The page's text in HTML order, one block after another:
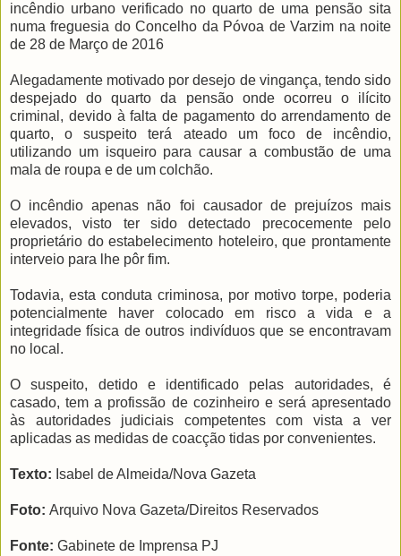
incêndio urbano verificado no quarto de uma pensão sita
numa freguesia do Concelho da Póvoa de Varzim na noite
de 28 de Março de 2016
Alegadamente motivado por desejo de vingança, tendo sido
despejado do quarto da pensão onde ocorreu o ilícito
criminal, devido à falta de pagamento do arrendamento de
quarto, o suspeito terá ateado um foco de incêndio,
utilizando um isqueiro para causar a combustão de uma
mala de roupa e de um colchão.
O incêndio apenas não foi causador de prejuízos mais
elevados, visto ter sido detectado precocemente pelo
proprietário do estabelecimento hoteleiro, que prontamente
interveio para lhe pôr fim.
Todavia, esta conduta criminosa, por motivo torpe, poderia
potencialmente haver colocado em risco a vida e a
integridade física de outros indivíduos que se encontravam
no local.
O suspeito, detido e identificado pelas autoridades, é
casado, tem a profissão de cozinheiro e será apresentado
às autoridades judiciais competentes com vista a ver
aplicadas as medidas de coacção tidas por convenientes.
Texto: Isabel de Almeida/Nova Gazeta
Foto: Arquivo Nova Gazeta/Direitos Reservados
Fonte: Gabinete de Imprensa PJ